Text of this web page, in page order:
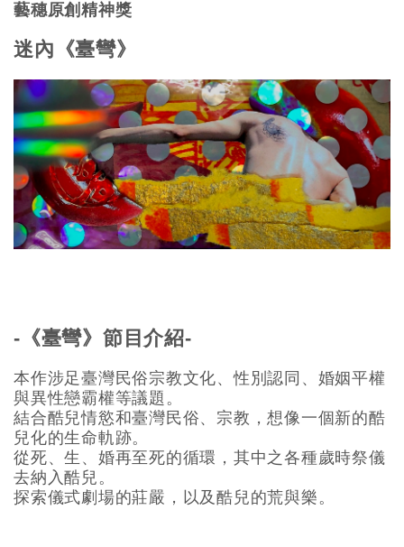
藝穗原創精神獎
迷內《臺彎》
-《臺彎》節目介紹-
本作涉足臺灣民俗宗教文化、性別認同、婚姻平權
與異性戀霸權等議題。
結合酷兒情慾和臺灣民俗、宗教，想像一個新的酷
兒化的生命軌跡。
從死、生、婚再至死的循環，其中之各種歲時祭儀
去納入酷兒。
探索儀式劇場的莊嚴，以及酷兒的荒與樂。